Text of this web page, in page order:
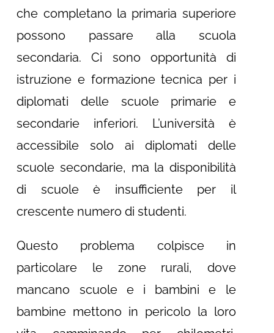
che completano la primaria superiore
possono passare alla scuola
secondaria. Ci sono opportunità di
istruzione e formazione tecnica per i
diplomati delle scuole primarie e
secondarie inferiori. L’università è
accessibile solo ai diplomati delle
scuole secondarie, ma la disponibilità
di scuole è insufficiente per il
crescente numero di studenti.
Questo problema colpisce in
particolare le zone rurali, dove
mancano scuole e i bambini e le
bambine mettono in pericolo la loro